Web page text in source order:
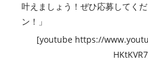
叶えましょう！ぜひ応募してく
ン！」
[youtube https://